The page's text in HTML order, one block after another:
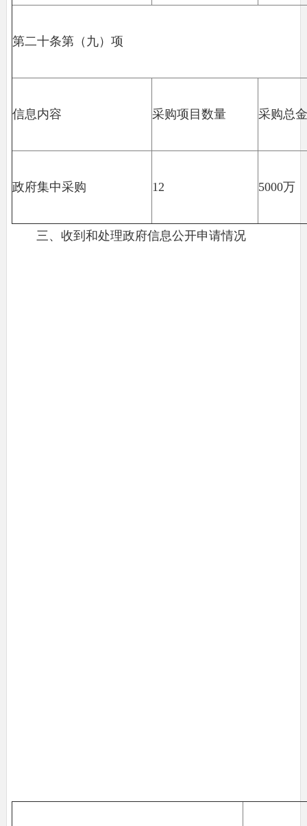
第二十条第（九）项
信息内容 采购项目数量 采购总
政府集中采购 12 5000万
三、收到和处理政府信息公开申请情况